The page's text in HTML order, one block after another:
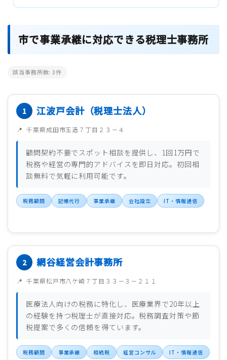
市で事業承継に対応できる税理士事務所
該当事務所数:3件
江波戸会計（税理士法人）
千葉県成田市玉造７丁目２３－４
顧問契約不要でスポット相談を提供し、1回1万円で
税務や経営の専門的アドバイスを即日対応。初回相
談無料で気軽に利用可能です。
税務顧問 記帳代行 事業承継 会社設立 IT・情報通信
網谷経営会計事務所
千葉県松戸市八ケ崎７丁目３３－３－２１１
医療法人向けの税務に特化し、医療業界で20年以上
の経験を持つ税理士が直接対応。税務調査対策や節
税提案で多くの信頼を得ています。
税務顧問 事業承継 相続税 経営コンサル IT・情報通信